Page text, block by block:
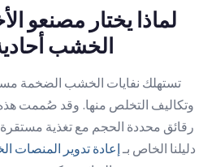
لماذا يختار مصنعو
الخشب
تستهلك نفايات الخشب الضخمة
وتكاليف التخلص منها. وقد صُممت هذه
رقائق محددة الحجم مع تغذية
دليلنا الخاص بـ إعادة تدوير المنصات